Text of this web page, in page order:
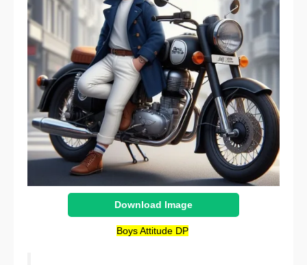
Download Image
Boys Attitude DP